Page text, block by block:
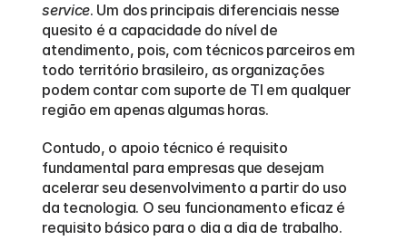
service. Um dos principais diferenciais nesse
quesito é a capacidade do nível de
atendimento, pois, com técnicos parceiros em
todo território brasileiro, as organizações
podem contar com suporte de TI em qualquer
região em apenas algumas horas.
Contudo, o apoio técnico é requisito
fundamental para empresas que desejam
acelerar seu desenvolvimento a partir do uso
da tecnologia. O seu funcionamento eficaz é
requisito básico para o dia a dia de trabalho.